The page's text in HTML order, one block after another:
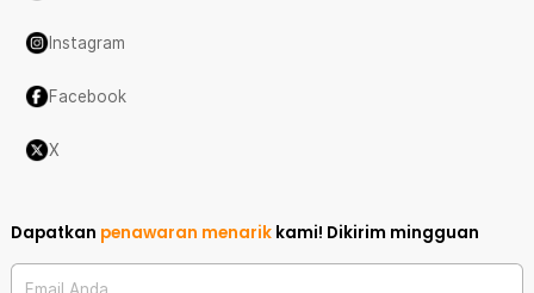
Instagram
Facebook
X
Dapatkan penawaran menarik kami! Dikirim mingguan
Email Anda